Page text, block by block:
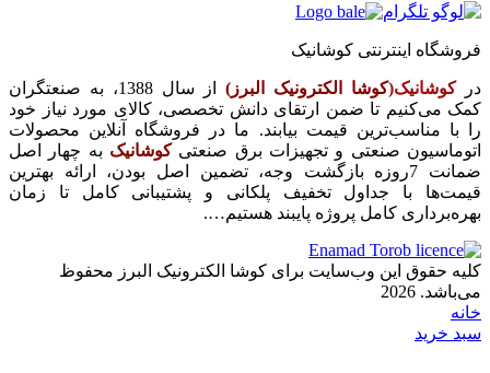
فروشگاه اینترنتی کوشانیک
در کوشانیک(کوشا الکترونیک البرز)
از سال 1388، به صنعتگران
کمک می‌کنیم تا ضمن ارتقای دانش تخصصی، کالای مورد نیاز خود
را با مناسب‌ترین قیمت بیابند. ما در فروشگاه آنلاین محصولات
اتوماسیون صنعتی و تجهیزات برق صنعتی کوشانیک به چهار اصل
ضمانت 7روزه بازگشت وجه، تضمین اصل بودن، ارائه بهترین
قیمت‌ها با جداول تخفیف پلکانی و پشتیبانی کامل تا زمان
بهره‌برداری کامل پروژه پایبند هستیم….
کلیه حقوق این وب‌سایت برای کوشا الکترونیک البرز محفوظ
می‌باشد. 2026
خانه
سبد خرید